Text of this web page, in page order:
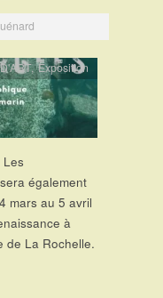
,Exposition
Les
également
mars au 5 avril
à
de La Rochelle.